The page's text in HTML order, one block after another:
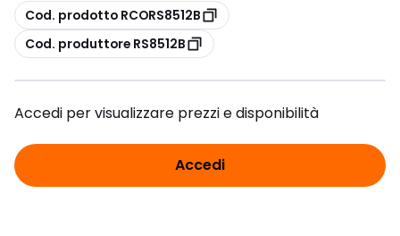
copia
Cod. prodotto RCORS8512B
copia
Cod. produttore RS8512B
Accedi per visualizzare prezzi e disponibilità
Accedi